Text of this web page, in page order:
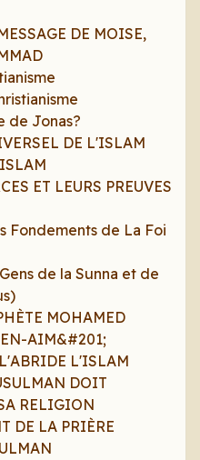
DE MOISE,
de Jonas?
DE L'ISLAM
ET LEURS PREUVES
Fondements de La Foi
de la Sunna et de
MOHAMED
AIM&#201;
L'ISLAM
DOIT
RELIGION
DE LA PRIÈRE